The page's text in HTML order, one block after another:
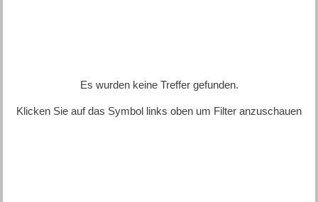
Es wurden keine Treffer gefunden.
Klicken Sie auf das Symbol links oben um Filter anzuschauen